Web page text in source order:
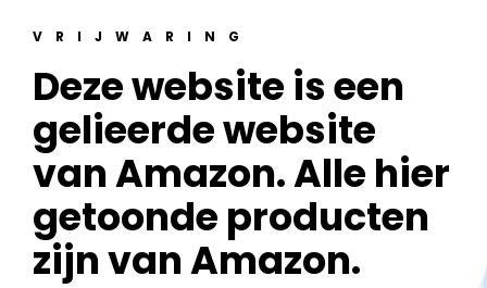
VRIJWARING
Deze website is een
gelieerde website
van Amazon. Alle hier
getoonde producten
zijn van Amazon.